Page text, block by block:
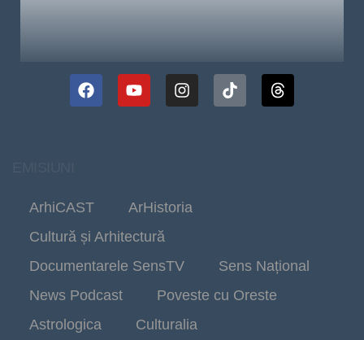
ArhiCAST
ArHistoria
Cultură și Arhitectură
Documentarele SensTV
Sens Național
News Podcast
Poveste cu Oreste
Astrologica
Culturalia